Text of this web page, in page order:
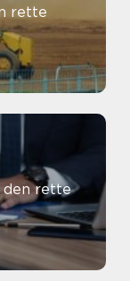
rette